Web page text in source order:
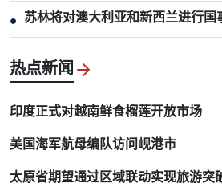
● 苏林将对澳大利亚和新西兰进行国
热点新闻
印度正式对越南鲜食榴莲开放市场
美国海军航母编队访问岘港市
太原省期望通过区域联动实现旅游突